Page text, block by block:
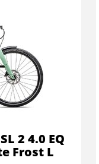
2 4.0 EQ
Frost L